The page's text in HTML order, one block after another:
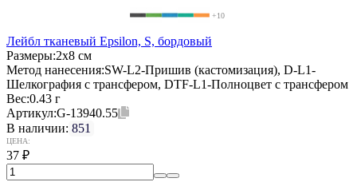
+10
Лейбл тканевый Epsilon, S, бордовый
Размеры:2х8 см
Метод нанесения:SW-L2-Пришив (кастомизация), D-L1-
Шелкография с трансфером, DTF-L1-Полноцвет с трансфером
Вес:0.43 г
Артикул:G-13940.55
В наличии: 851
ЦЕНА:
37 ₽